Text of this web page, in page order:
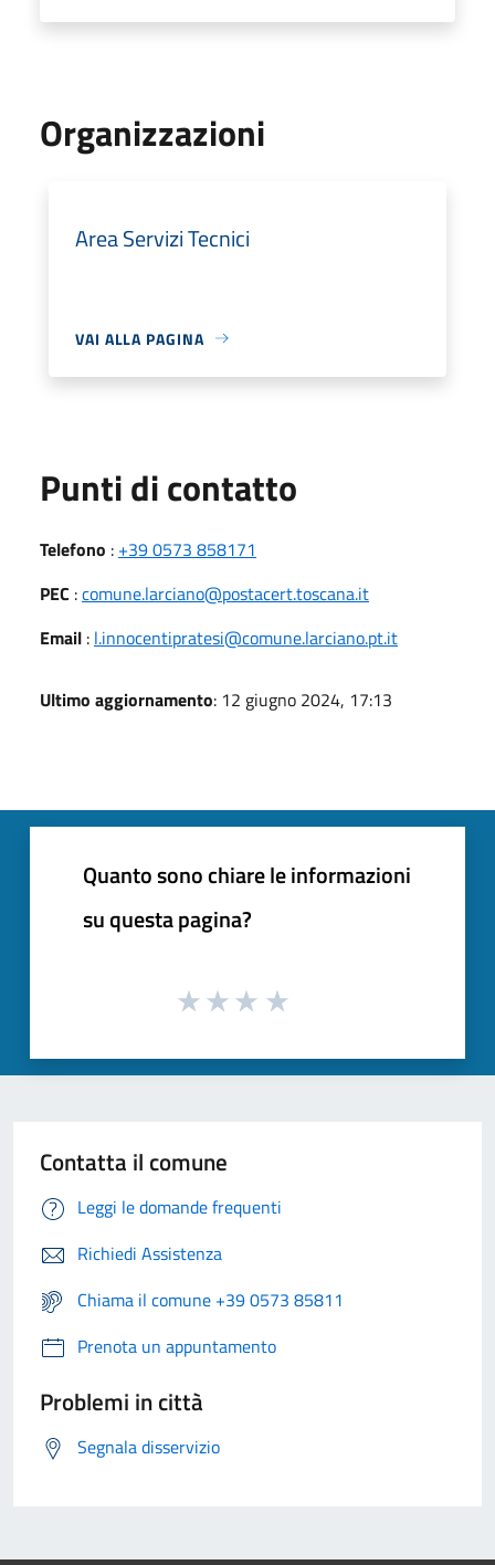
Organizzazioni
Area Servizi Tecnici
VAI ALLA PAGINA
Punti di contatto
Telefono : +39 0573 858171
PEC :comune.larciano@postacert.toscana.it
Email : l.innocentipratesi@comune.larciano.pt.it
Ultimo aggiornamento: 12 giugno 2024, 17:13
Quanto sono chiare le informazioni
su questa pagina?
Contatta il comune
Leggi le domande frequenti
Richiedi Assistenza
Chiama il comune +39 0573 85811
Prenota un appuntamento
Problemi in città
Segnala disservizio